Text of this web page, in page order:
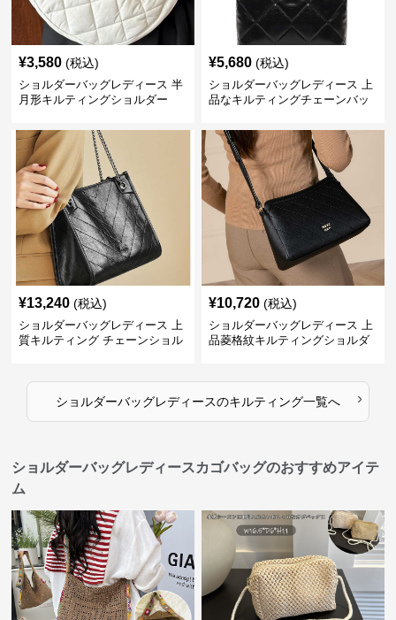
¥3,580 (税込)
ショルダーバッグレディース 半
月形キルティングショルダー
¥5,680 (税込)
ショルダーバッグレディース 上
品なキルティングチェーンバッ
¥13,240 (税込)
ショルダーバッグレディース 上
質キルティング チェーンショル
¥10,720 (税込)
ショルダーバッグレディース 上
品菱格紋キルティングショルダ
ショルダーバッグレディースのキルティング一覧へ ›
ショルダーバッグレディースカゴバッグのおすすめアイテ
ム